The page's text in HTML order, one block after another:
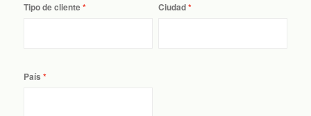
Tipo de cliente Ciudad
País